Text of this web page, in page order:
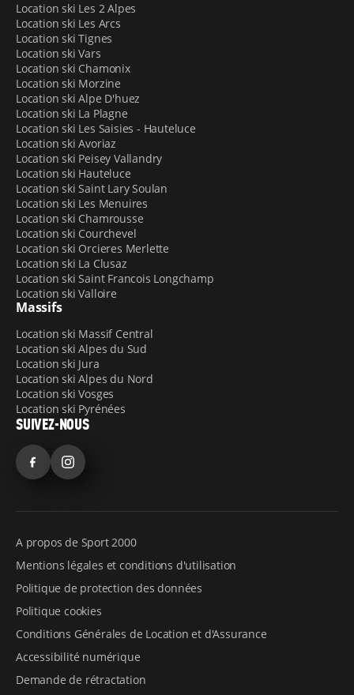
Location ski Les 2 Alpes
Location ski Les Arcs
Location ski Tignes
Location ski Vars
Location ski Chamonix
Location ski Morzine
Location ski Alpe D'huez
Location ski La Plagne
Location ski Les Saisies - Hauteluce
Location ski Avoriaz
Location ski Peisey Vallandry
Location ski Hauteluce
Location ski Saint Lary Soulan
Location ski Les Menuires
Location ski Chamrousse
Location ski Courchevel
Location ski Orcieres Merlette
Location ski La Clusaz
Location ski Saint Francois Longchamp
Location ski Valloire
Massifs
Location ski Massif Central
Location ski Alpes du Sud
Location ski Jura
Location ski Alpes du Nord
Location ski Vosges
Location ski Pyrénées
SUIVEZ-NOUS
FacebookInstagram
A propos de Sport 2000
Mentions légales et conditions d'utilisation
Politique de protection des données
Politique cookies
Conditions Générales de Location et d'Assurance
Accessibilité numérique
Demande de rétractation